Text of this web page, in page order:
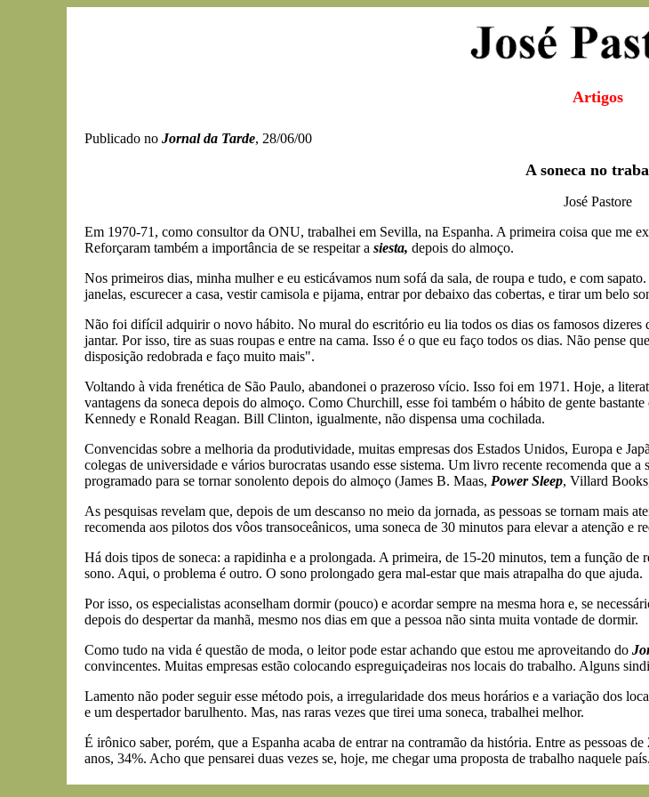
Artigos
Publicado no Jornal da Tarde, 28/06/00
A soneca no
José Pastore
Em 1970-71, como consultor da ONU, trabalhei em Sevilla, na Espanha. A primeira coisa que me
Reforçaram também a importância de se respeitar a siesta, depois do almoço.
Nos primeiros dias, minha mulher e eu esticávamos num sofá da sala, de roupa e tudo, e com
janelas, escurecer a casa, vestir camisola e pijama, entrar por debaixo das cobertas, e tirar um belo
Não foi difícil adquirir o novo hábito. No mural do escritório eu lia todos os dias os famosos
jantar. Por isso, tire as suas roupas e entre na cama. Isso é o que eu faço todos os dias. Não pense
disposição redobrada e faço muito mais".
Voltando à vida frenética de São Paulo, abandonei o prazeroso vício. Isso foi em 1971. Hoje, a
vantagens da soneca depois do almoço. Como Churchill, esse foi também o hábito de gente
Kennedy e Ronald Reagan. Bill Clinton, igualmente, não dispensa uma cochilada.
Convencidas sobre a melhoria da produtividade, muitas empresas dos Estados Unidos, Europa e
colegas de universidade e vários burocratas usando esse sistema. Um livro recente recomenda que
programado para se tornar sonolento depois do almoço (James B. Maas, Power Sleep, Villard
As pesquisas revelam que, depois de um descanso no meio da jornada, as pessoas se tornam mais
recomenda aos pilotos dos vôos transoceânicos, uma soneca de 30 minutos para elevar a atenção e
Há dois tipos de soneca: a rapidinha e a prolongada. A primeira, de 15-20 minutos, tem a função de
sono. Aqui, o problema é outro. O sono prolongado gera mal-estar que mais atrapalha do que ajuda.
Por isso, os especialistas aconselham dormir (pouco) e acordar sempre na mesma hora e, se
depois do despertar da manhã, mesmo nos dias em que a pessoa não sinta muita vontade de dormir.
Como tudo na vida é questão de moda, o leitor pode estar achando que estou me aproveitando do
convincentes. Muitas empresas estão colocando espreguiçadeiras nos locais do trabalho. Alguns
Lamento não poder seguir esse método pois, a irregularidade dos meus horários e a variação dos
e um despertador barulhento. Mas, nas raras vezes que tirei uma soneca, trabalhei melhor.
É irônico saber, porém, que a Espanha acaba de entrar na contramão da história. Entre as pessoas
anos, 34%. Acho que pensarei duas vezes se, hoje, me chegar uma proposta de trabalho naquele